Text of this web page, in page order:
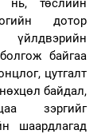
нь, төслийн
дотор
үйлдвэрийн
байгаа
цутгалт
байдал,
зэргийг
шаардлагад